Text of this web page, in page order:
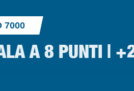
7000
A 8 PUNTI |